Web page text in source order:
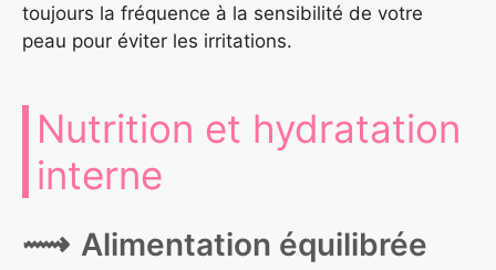
toujours la fréquence à la sensibilité de votre
peau pour éviter les irritations.
Nutrition et hydratation
interne
Alimentation équilibrée